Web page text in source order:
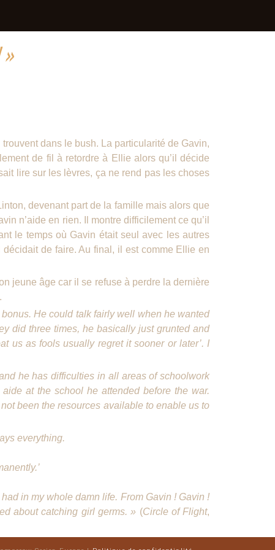
dans le bush. La particularité de Gavin,
de fil à retordre à Ellie alors qu’il décide
lire sur les lèvres, ça ne rend pas les choses
devenant part de la famille mais alors que
n’aide en rien. Il montre difficilement ce qu’il
le temps où Gavin était seul avec les autres
de faire. Au final, il est comme Ellie en
jeune âge car il se refuse à perdre la dernière
He could talk fairly well when he wanted
did three times, he basically just grunted and
us as fools usually regret it sooner or later’. I
he has difficulties in all areas of schoolwork
at the school he attended before the war.
been the resources available to enable us to
everything.
in my whole damn life. From Gavin ! Gavin !
about catching girl germs. » (Circle of Flight,